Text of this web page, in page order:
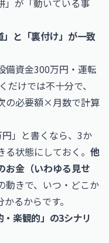
」が「動いている事
と「裏付け」が一致
備資金300万円・運転
けでは不十分で、
の必要額×月数で計算
」と書くなら、3か
状態にしておく。 他
お金（いわゆる見せ
動きで、いつ・どこか
るからです。
楽観的」の3シナリ